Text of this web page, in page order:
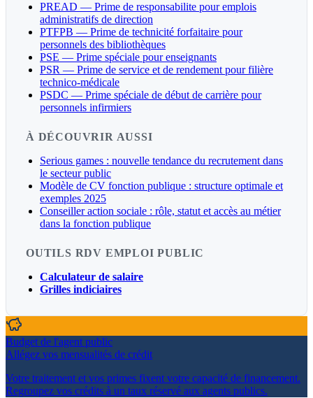
PREAD — Prime de responsabilite pour emplois
administratifs de direction
PTFPB — Prime de technicité forfaitaire pour
personnels des bibliothèques
PSE — Prime spéciale pour enseignants
PSR — Prime de service et de rendement pour filière
technico-médicale
PSDC — Prime spéciale de début de carrière pour
personnels infirmiers
À DÉCOUVRIR AUSSI
Serious games : nouvelle tendance du recrutement dans
le secteur public
Modèle de CV fonction publique : structure optimale et
exemples 2025
Conseiller action sociale : rôle, statut et accès au métier
dans la fonction publique
OUTILS RDV EMPLOI PUBLIC
Calculateur de salaire
Grilles indiciaires
Budget de l'agent public
Allégez vos mensualités de crédit
Votre traitement et vos primes fixent votre capacité de financement.
Regroupez vos crédits à un taux réservé aux agents publics.